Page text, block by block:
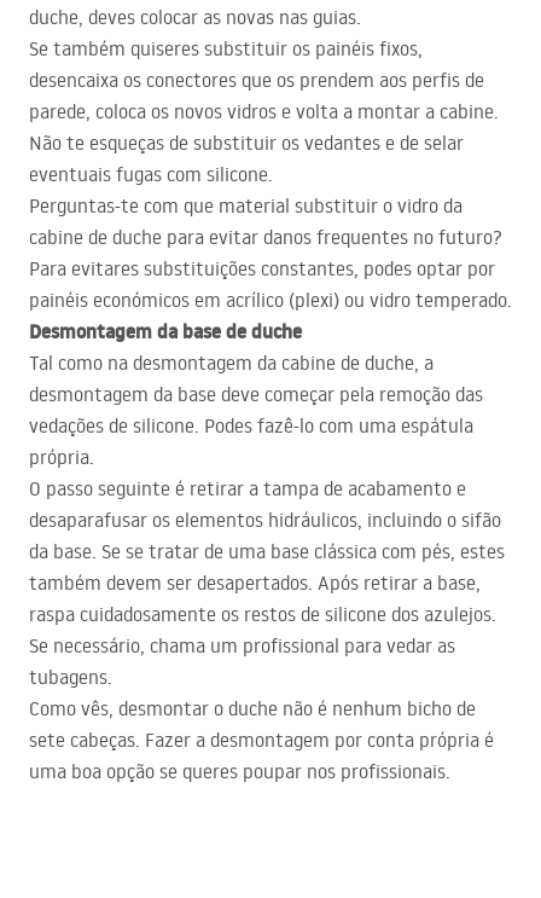
duche, deves colocar as novas nas guias.
Se também quiseres substituir os painéis fixos,
desencaixa os conectores que os prendem aos perfis de
parede, coloca os novos vidros e volta a montar a cabine.
Não te esqueças de substituir os vedantes e de selar
eventuais fugas com silicone.
Perguntas-te com que material substituir o vidro da
cabine de duche para evitar danos frequentes no futuro?
Para evitares substituições constantes, podes optar por
painéis económicos em acrílico (plexi) ou vidro temperado.
Desmontagem da base de duche
Tal como na desmontagem da cabine de duche, a
desmontagem da base deve começar pela remoção das
vedações de silicone. Podes fazê-lo com uma espátula
própria.
O passo seguinte é retirar a tampa de acabamento e
desaparafusar os elementos hidráulicos, incluindo o sifão
da base. Se se tratar de uma base clássica com pés, estes
também devem ser desapertados. Após retirar a base,
raspa cuidadosamente os restos de silicone dos azulejos.
Se necessário, chama um profissional para vedar as
tubagens.
Como vês, desmontar o duche não é nenhum bicho de
sete cabeças. Fazer a desmontagem por conta própria é
uma boa opção se queres poupar nos profissionais.